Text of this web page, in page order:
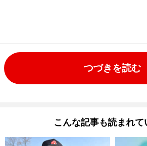
つづきを読む
こんな記事も読まれて